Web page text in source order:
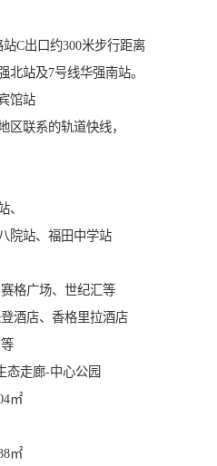
C出口约300米步行距离
北站及7号线华强南站。
馆站
区联系的轨道快线，
、
院站、福田中学站
格广场、世纪汇等
酒店、香格里拉酒店
走廊-中心公园
㎡
㎡